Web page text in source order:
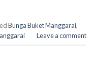
Bunga Buket Manggarai,
Leave a comment